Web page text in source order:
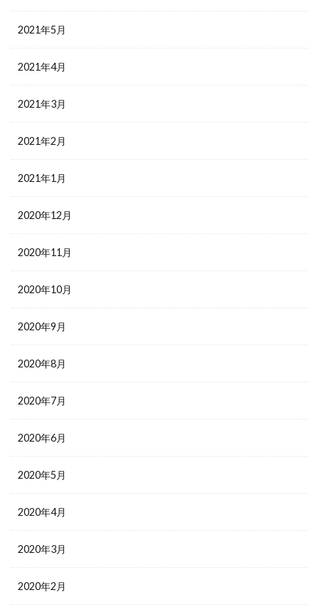
2021年5月
2021年4月
2021年3月
2021年2月
2021年1月
2020年12月
2020年11月
2020年10月
2020年9月
2020年8月
2020年7月
2020年6月
2020年5月
2020年4月
2020年3月
2020年2月